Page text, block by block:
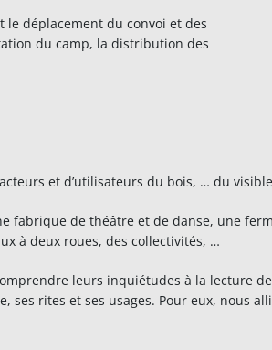
déplacement du convoi et des
du camp, la distribution des
et d’utilisateurs du bois, … du
fabrique de théâtre et de danse, une
à deux roues, des collectivités, …
leurs inquiétudes à la lecture
rites et ses usages. Pour eux, nous